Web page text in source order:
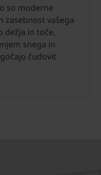
so moderne
zasebnost vašega
dežja in toče,
snega in
čudovit